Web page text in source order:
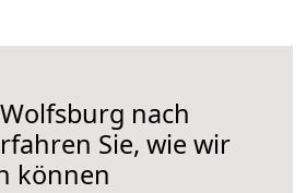
nach
Sie, wie wir
können